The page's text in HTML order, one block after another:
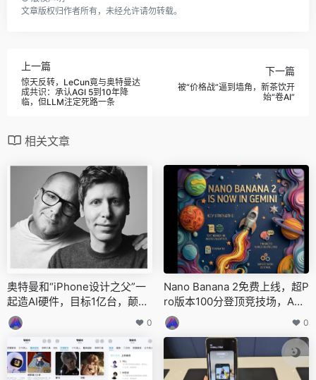
文章版权归作者所有，未经允许请勿转载。
上一篇
惊天反转，LeCun竟与奥特曼达
成共识：承认AGI 5到10年降
临，但LLM注定死路一条
下一篇
被“价格战”逼到墙角，新茶饮开
始“卷AI”
相关文章
奥特曼和“iPhone设计之父”一
起造AI硬件，目标1亿台，颠覆i
Phone
0
Nano Banana 2免费上线，超P
ro版本100分登顶竞技场，API
价格还对半砍了
0